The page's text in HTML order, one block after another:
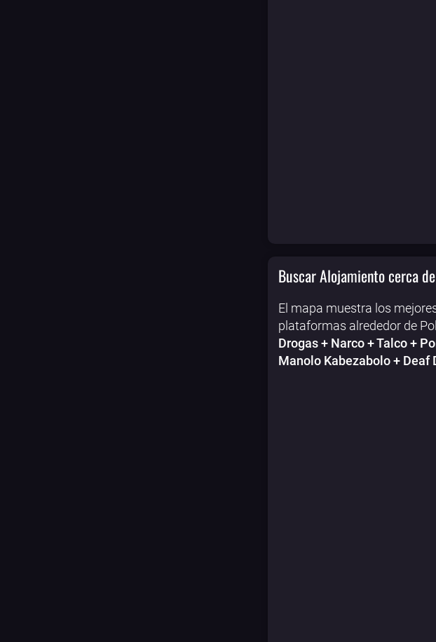
Buscar Alojamiento cerca
El mapa muestra los
plataformas alrededor de
Drogas + Narco + Talco +
Manolo Kabezabolo + Deaf